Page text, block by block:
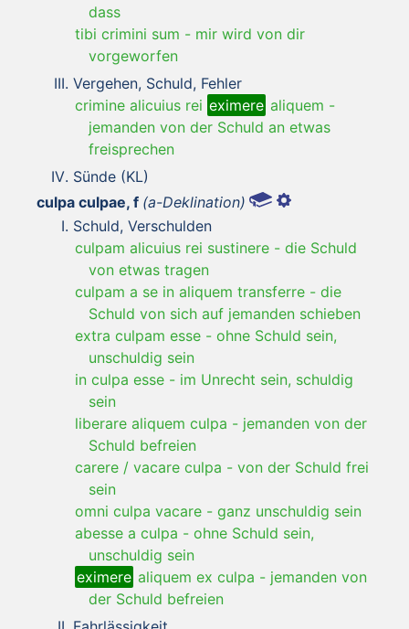
dass
tibi crimini sum - mir wird von dir
vorgeworfen
Vergehen, Schuld, Fehler
crimine alicuius rei eximere aliquem -
jemanden von der Schuld an etwas
freisprechen
Sünde (KL)
culpa culpae, f (a-Deklination)
Schuld, Verschulden
culpam alicuius rei sustinere - die Schuld
von etwas tragen
culpam a se in aliquem transferre - die
Schuld von sich auf jemanden schieben
extra culpam esse - ohne Schuld sein,
unschuldig sein
in culpa esse - im Unrecht sein, schuldig
sein
liberare aliquem culpa - jemanden von der
Schuld befreien
carere / vacare culpa - von der Schuld frei
sein
omni culpa vacare - ganz unschuldig sein
abesse a culpa - ohne Schuld sein,
unschuldig sein
eximere aliquem ex culpa - jemanden von
der Schuld befreien